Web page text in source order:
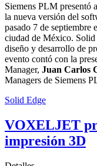
Siemens PLM presentó
la nueva versión del
pasado 7 de septiembre
ciudad de México. Solid
diseño y desarrollo de
evento contó con la
Manager, Juan Carlos
Managers de Siemens
Solid Edge
VOXELJET
impresión 3D